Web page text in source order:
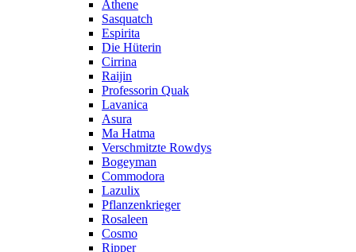
Athene
Sasquatch
Espirita
Die Hüterin
Cirrina
Raijin
Professorin Quak
Lavanica
Asura
Ma Hatma
Verschmitzte Rowdys
Bogeyman
Commodora
Lazulix
Pflanzenkrieger
Rosaleen
Cosmo
Ripper